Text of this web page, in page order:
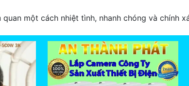
một cách nhiệt tình, nhanh chóng và chính